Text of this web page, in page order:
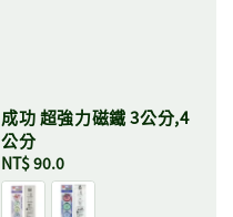
成功 超強力磁鐵 3公分,4
公分
Regular
price
NT$ 90.0